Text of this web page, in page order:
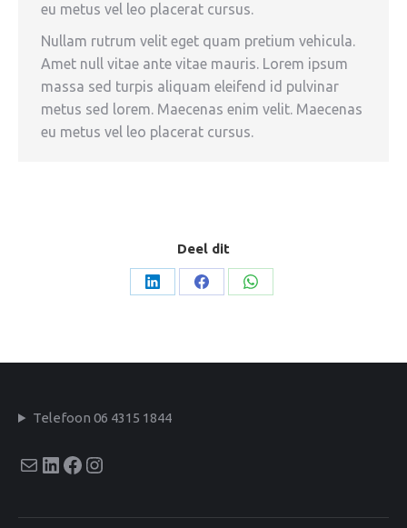
eu metus vel leo placerat cursus.
Nullam rutrum velit eget quam pretium vehicula.
Amet null vitae ante vitae mauris. Lorem ipsum
massa sed turpis aliquam eleifend id pulvinar
metus sed lorem. Maecenas enim velit. Maecenas
eu metus vel leo placerat cursus.
Deel dit
Deel
Deel
Deel
Telefoon 06 4315 1844
E-mailLinkedIn
Facebook
Instagram